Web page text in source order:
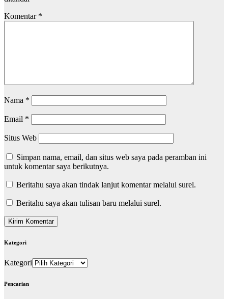
Komentar *
Nama *
Email *
Situs Web
Simpan nama, email, dan situs web saya pada peramban ini
untuk komentar saya berikutnya.
Beritahu saya akan tindak lanjut komentar melalui surel.
Beritahu saya akan tulisan baru melalui surel.
Kategori
Kategori
Pencarian